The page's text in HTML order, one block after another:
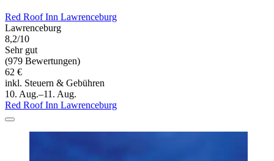
Red Roof Inn Lawrenceburg
Lawrenceburg
8,2/10
Sehr gut
(979 Bewertungen)
62 €
inkl. Steuern & Gebühren
10. Aug.–11. Aug.
Red Roof Inn Lawrenceburg